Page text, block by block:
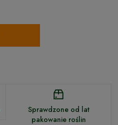
Sprawdzone od lat
pakowanie roślin